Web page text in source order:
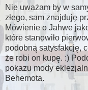
Nie uważam by w
złego, sam znajduję
Mówienie o Jahwe
które stanowiło
podobną satysfakcję,
że robi on kupę. :)
pokazu mody
Behemota.